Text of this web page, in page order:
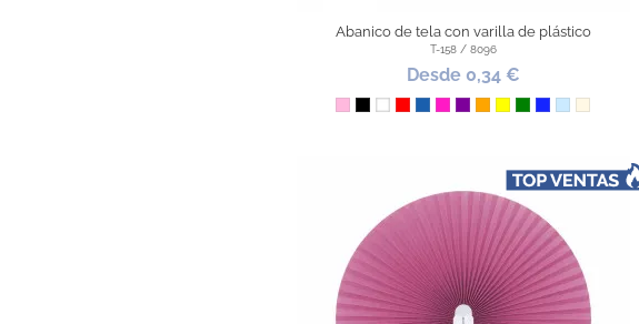
Abanico de tela con varilla de plástico
T-158 / 8096
Desde 0,34 €
RosaNegroBlanco
RojoAzulFucsiaMorado
Naranja
Amarillo
VerdeAzul Royal
Azul Claro
Natural